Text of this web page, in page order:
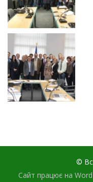
©
Сайт працює на